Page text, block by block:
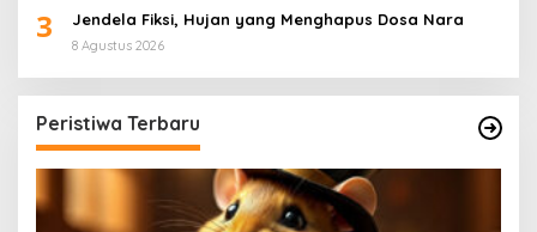
3 Jendela Fiksi, Hujan yang Menghapus Dosa Nara
8 Agustus 2026
Peristiwa Terbaru